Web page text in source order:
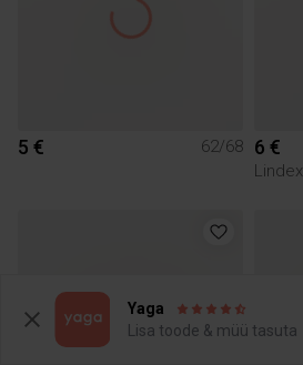
5 € 62/68 6 €
Lindex
Yaga
Lisa toode & müü tasuta